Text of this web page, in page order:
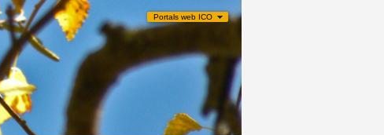
Portals web ICO